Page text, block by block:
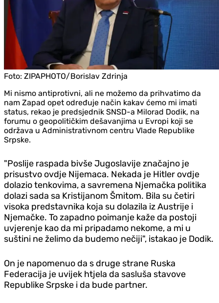
Foto: ZIPAPHOTO/Borislav Zdrinja
Mi nismo antiprotivni, ali ne možemo da prihvatimo da
nam Zapad opet određuje način kakav ćemo mi imati
status, rekao je predsjednik SNSD-a Milorad Dodik, na
forumu o geopolitičkim dešavanjima u Evropi koji se
održava u Administrativnom centru Vlade Republike
Srpske.
"Poslije raspada bivše Jugoslavije značajno je
prisustvo ovdje Nijemaca. Nekada je Hitler ovdje
dolazio tenkovima, a savremena Njemačka politika
dolazi sada sa Kristijanom Šmitom. Bila su četiri
visoka predstavnika koja su dolazila iz Austrije i
Njemačke. To zapadno poimanje kaže da postoji
uvjerenje kao da mi pripadamo nekome, a mi u
suštini ne želimo da budemo nečiji", istakao je Dodik.
On je napomenuo da s druge strane Ruska
Federacija je uvijek htjela da sasluša stavove
Republike Srpske i da bude partner.